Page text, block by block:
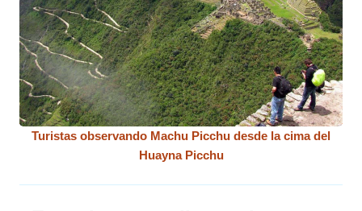
Turistas observando Machu Picchu desde la cima del
Huayna Picchu